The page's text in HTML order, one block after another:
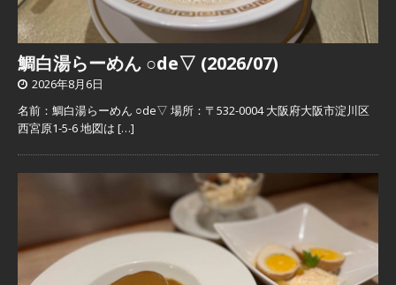
鯛白湯らーめん ○de▽ (2026/07)
2026年8月6日
名前：鯛白湯らーめん ○de▽ 場所：〒532-0004 大阪府大阪市淀川区
西宮原1-5-6 地図は […]